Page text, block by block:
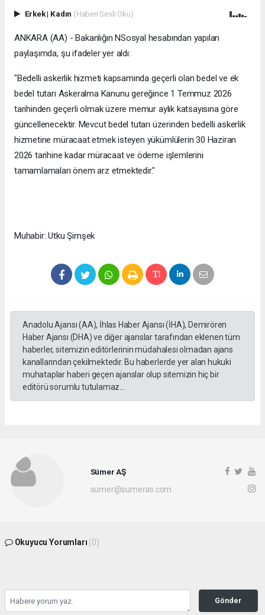
Erkek| Kadın (Haberi Sesli Oku)
ANKARA (AA) - Bakanlığın NSosyal hesabından yapılan
paylaşımda, şu ifadeler yer aldı:
"Bedelli askerlik hizmeti kapsamında geçerli olan bedel ve ek
bedel tutarı Askeralma Kanunu gereğince 1 Temmuz 2026
tarihinden geçerli olmak üzere memur aylık katsayısına göre
güncellenecektir. Mevcut bedel tutarı üzerinden bedelli askerlik
hizmetine müracaat etmek isteyen yükümlülerin 30 Haziran
2026 tarihine kadar müracaat ve ödeme işlemlerini
tamamlamaları önem arz etmektedir."
Muhabir: Utku Şimşek
Anadolu Ajansı (AA), İhlas Haber Ajansı (İHA), Demirören
Haber Ajansı (DHA) ve diğer ajanslar tarafından eklenen tüm
haberler, sitemizin editörlerinin müdahalesi olmadan ajans
kanallarından çekilmektedir. Bu haberlerde yer alan hukuki
muhataplar haberi geçen ajanslar olup sitemizin hiç bir
editörü sorumlu tutulamaz...
Sümer AŞ
sumer@sumeras.com
Okuyucu Yorumları (0)
Gönder